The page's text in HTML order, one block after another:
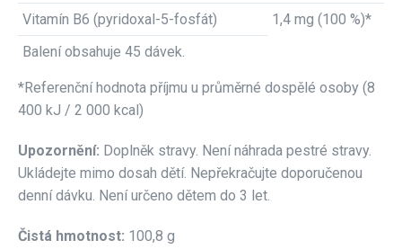
Vitamín B6 (pyridoxal-5-fosfát)
1,4 mg (100 %)*
Balení obsahuje 45 dávek.
*Referenční hodnota příjmu u průměrné dospělé osoby (8
400 kJ / 2 000 kcal)
Upozornění: Doplněk stravy. Není náhrada pestré stravy.
Ukládejte mimo dosah dětí. Nepřekračujte doporučenou
denní dávku. Není určeno dětem do 3 let.
Čistá hmotnost: 100,8 g